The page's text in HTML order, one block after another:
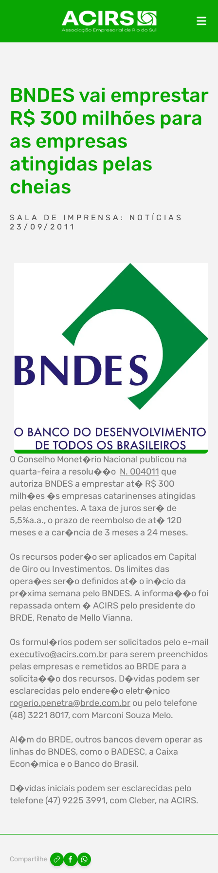
BNDES vai emprestar
R$ 300 milhões para
as empresas
atingidas pelas
cheias
SALA DE IMPRENSA: NOTÍCIAS
23/09/2011
O Conselho Monet�rio Nacional publicou na
quarta-feira a resolu��o N. 004011 que
autoriza BNDES a emprestar at� R$ 300
milh�es �s empresas catarinenses atingidas
pelas enchentes. A taxa de juros ser� de
5,5%a.a., o prazo de reembolso de at� 120
meses e a car�ncia de 3 meses a 24 meses.
Os recursos poder�o ser aplicados em Capital
de Giro ou Investimentos. Os limites das
opera�es ser�o definidos at� o in�cio da
pr�xima semana pelo BNDES. A informa��o foi
repassada ontem � ACIRS pelo presidente do
BRDE, Renato de Mello Vianna.
Os formul�rios podem ser solicitados pelo e-mail
executivo@acirs.com.br para serem preenchidos
pelas empresas e remetidos ao BRDE para a
solicita��o dos recursos. D�vidas podem ser
esclarecidas pelo endere�o eletr�nico
rogerio.penetra@brde.com.br ou pelo telefone
(48) 3221 8017, com Marconi Souza Melo.
Al�m do BRDE, outros bancos devem operar as
linhas do BNDES, como o BADESC, a Caixa
Econ�mica e o Banco do Brasil.
D�vidas iniciais podem ser esclarecidas pelo
telefone (47) 9225 3991, com Cleber, na ACIRS.
Compartilhe